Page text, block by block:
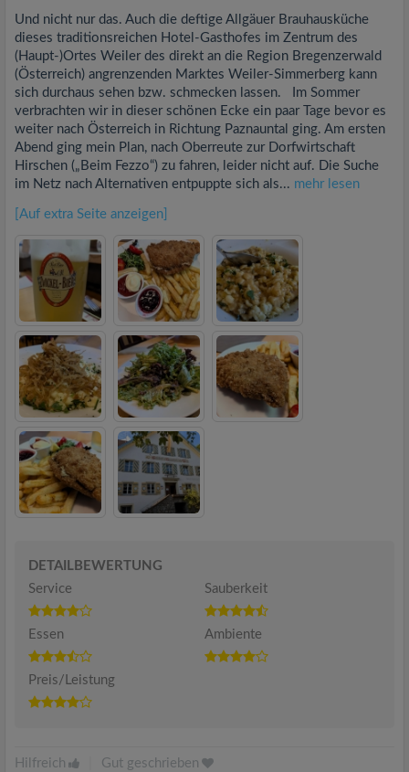
Und nicht nur das. Auch die deftige Allgäuer Brauhausküche
dieses traditionsreichen Hotel-Gasthofes im Zentrum des
(Haupt-)Ortes Weiler des direkt an die Region Bregenzerwald
(Österreich) angrenzenden Marktes Weiler-Simmerberg kann
sich durchaus sehen bzw. schmecken lassen. Im Sommer
verbrachten wir in dieser schönen Ecke ein paar Tage bevor es
weiter nach Österreich in Richtung Paznauntal ging. Am ersten
Abend ging mein Plan, nach Oberreute zur Dorfwirtschaft
Hirschen („Beim Fezzo“) zu fahren, leider nicht auf. Die Suche
im Netz nach Alternativen entpuppte sich als... mehr lesen
[Auf extra Seite anzeigen]
DETAILBEWERTUNG
Service
Sauberkeit
Essen Ambiente
Preis/Leistung
Hilfreich Gut geschrieben